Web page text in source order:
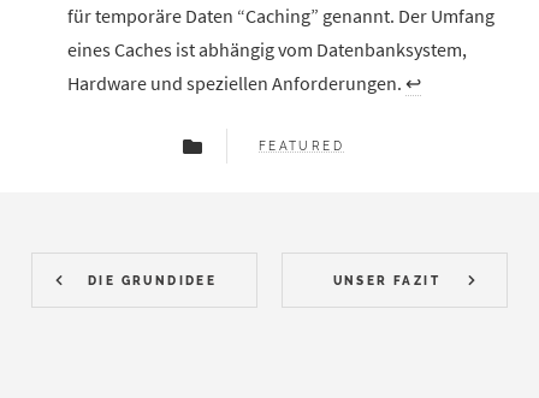
für temporäre Daten “Caching” genannt. Der Umfang
eines Caches ist abhängig vom Datenbanksystem,
Hardware und speziellen Anforderungen. ↩︎
FEATURED
DIE GRUNDIDEE UNSER FAZIT